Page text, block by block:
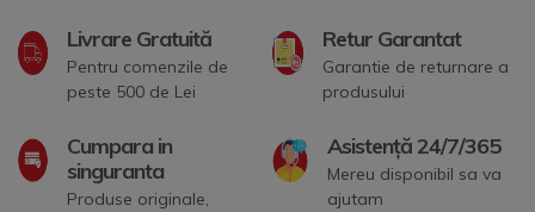
Livrare Gratuită
Pentru comenzile de
peste 500 de Lei
Retur Garantat
Garantie de returnare a
produsului
Cumpara in
singuranta
Produse originale,
Asistență 24/7/365
Mereu disponibil sa va
ajutam